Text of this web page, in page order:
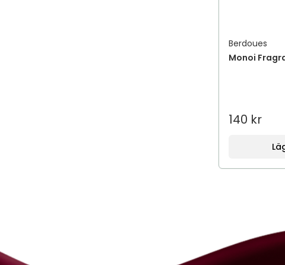
Berdoues
Monoi
140 kr